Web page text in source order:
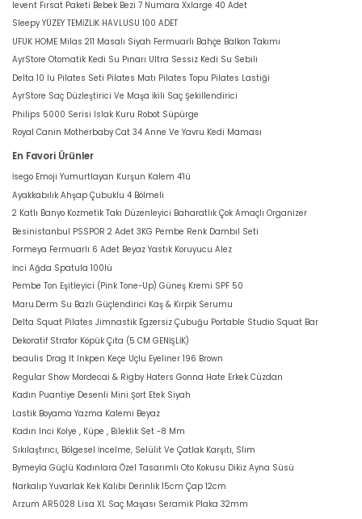
levent Fırsat Paketi Bebek Bezi 7 Numara Xxlarge 40 Adet
Sleepy YÜZEY TEMİZLİK HAVLUSU 100 ADET
UFUK HOME Milas 211 Masalı Siyah Fermuarlı Bahçe Balkon Takımı
AyrStore Otomatik Kedi Su Pınarı Ultra Sessiz Kedi Su Sebili
Delta 10 lu Pilates Seti Pilates Matı Pilates Topu Pilates Lastiği
AyrStore Saç Düzleştirici Ve Maşa İkili Saç Şekillendirici
Philips 5000 Serisi Islak Kuru Robot Süpürge
Royal Canin Motherbaby Cat 34 Anne Ve Yavru Kedi Maması
En Favori Ürünler
İsego Emoji Yumurtlayan Kurşun Kalem 4'lü
Ayakkabılık Ahşap Çubuklu 4 Bölmeli
2 Katlı Banyo Kozmetik Takı Düzenleyici Baharatlık Çok Amaçlı Organizer
Besinistanbul PSSPOR 2 Adet 3KG Pembe Renk Dambıl Seti
Formeya Fermuarlı 6 Adet Beyaz Yastık Koruyucu Alez
İnci Ağda Spatula 100lü
Pembe Ton Eşitleyici (Pink Tone-Up) Güneş Kremi SPF 50
Maru.Derm Su Bazlı Güçlendirici Kaş & Kirpik Serumu
Delta Squat Pilates Jimnastik Egzersiz Çubuğu Portable Studio Squat Bar
Dekoratif Strafor Köpük Çıta (5 CM GENİŞLİK)
beaulis Drag It Inkpen Keçe Uçlu Eyeliner 196 Brown
Regular Show Mordecai & Rigby Haters Gonna Hate Erkek Cüzdan
Kadın Puantiye Desenli Mini Şort Etek Siyah
Lastik Boyama Yazma Kalemi Beyaz
Kadın Inci Kolye , Küpe , Bileklik Set -8 Mm
Sıkılaştırıcı, Bölgesel İncelme, Selülit Ve Çatlak Karşıtı, Slim
Bymeyla Güçlü Kadınlara Özel Tasarımlı Oto Kokusu Dikiz Ayna Süsü
Narkalıp Yuvarlak Kek Kalıbı Derinlik 15cm Çap 12cm
Arzum AR5028 Lisa XL Saç Maşası Seramik Plaka 32mm